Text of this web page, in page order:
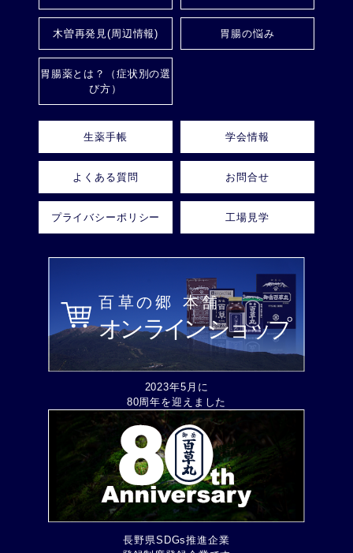
木曽再発見(周辺情報) 胃腸の悩み
胃腸薬とは？（症状別の選
び方）
生薬手帳 学会情報
よくある質問 お問合せ
プライバシーポリシー 工場見学
2023年5月に
80周年を迎えました
長野県SDGs推進企業